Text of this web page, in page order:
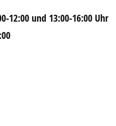
12:00 und 13:00-16:00 Uhr